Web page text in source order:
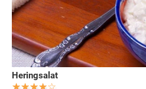
Heringsalat